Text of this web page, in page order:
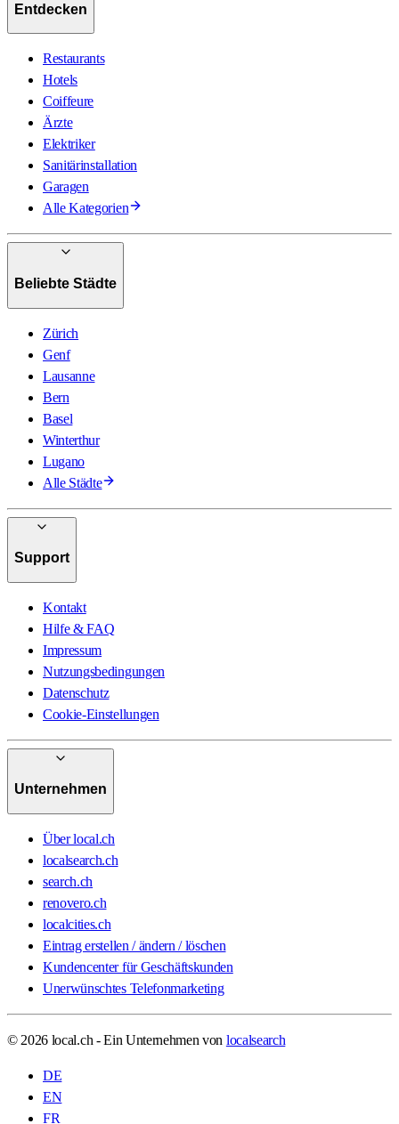
Entdecken
Restaurants
Hotels
Coiffeure
Ärzte
Elektriker
Sanitärinstallation
Garagen
Alle Kategorien
Beliebte Städte
Zürich
Genf
Lausanne
Bern
Basel
Winterthur
Lugano
Alle Städte
Support
Kontakt
Hilfe & FAQ
Impressum
Nutzungsbedingungen
Datenschutz
Cookie-Einstellungen
Unternehmen
Über local.ch
localsearch.ch
search.ch
renovero.ch
localcities.ch
Eintrag erstellen / ändern / löschen
Kundencenter für Geschäftskunden
Unerwünschtes Telefonmarketing
© 2026 local.ch - Ein Unternehmen von localsearch
DE
EN
FR